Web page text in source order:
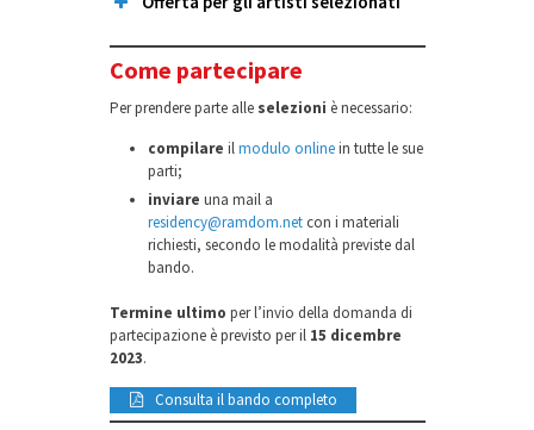
rimborso
onorario
budget
Come partecipare
Per prendere parte alle selezioni è necessario:
compilare ilmodulo onlinein tutte le sue
parti;
inviare una mail a
residency@ramdom.net con i materiali
richiesti, secondo le modalità previste dal
bando.
Termine ultimo per l’invio della domanda di
partecipazione è previsto per il 15 dicembre
2023.
Consulta il bando completo